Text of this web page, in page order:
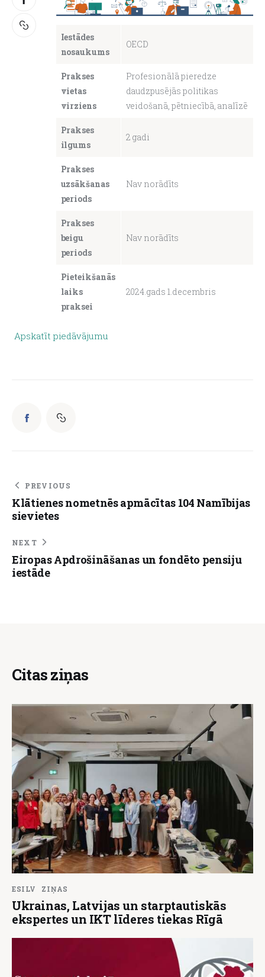
About us
Iestādes
nosaukums
OECD
Prakses
vietas
virziens
Profesionālā pieredze
daudzpusējās politikas
veidošanā, pētniecībā, analīzē
Prakses
ilgums
2 gadi
Prakses
uzsākšanas
periods
Nav norādīts
Prakses
beigu
periods
Nav norādīts
Pieteikšanās
laiks
praksei
2024.gads 1.decembris
Apskatīt piedāvājumu
PREVIOUS
Klātienes nometnēs apmācītas 104 Namībijas
sievietes
NEXT
Eiropas Apdrošināšanas un fondēto pensiju
iestāde
Citas ziņas
ESILV ZIŅAS
Ukrainas, Latvijas un starptautiskās
ekspertes un IKT līderes tiekas Rīgā